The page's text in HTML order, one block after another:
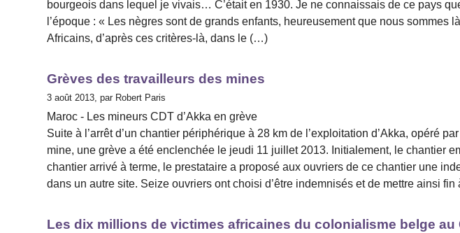
bourgeois dans lequel je vivais… C’était en 1930. Je ne connaissais de ce pays
l’époque : « Les nègres sont de grands enfants, heureusement que nous sommes
Africains, d’après ces critères-là, dans le (…)
Grèves des travailleurs des mines
3 août 2013, par Robert Paris
Maroc - Les mineurs CDT d’Akka en grève
Suite à l’arrêt d’un chantier périphérique à 28 km de l’exploitation d’Akka, opéré
mine, une grève a été enclenchée le jeudi 11 juillet 2013. Initialement, le chantier
chantier arrivé à terme, le prestataire a proposé aux ouvriers de ce chantier une
dans un autre site. Seize ouvriers ont choisi d’être indemnisés et de mettre ainsi
Les dix millions de victimes africaines du colonialisme belge au